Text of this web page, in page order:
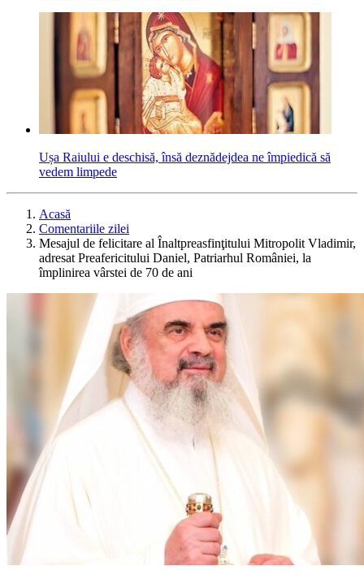
Ușa Raiului e deschisă, însă deznădejdea ne împiedică să
vedem limpede
Acasă
Comentariile zilei
Mesajul de felicitare al Înaltpreasfinţitului Mitropolit Vladimir,
adresat Preafericitului Daniel, Patriarhul României, la
împlinirea vârstei de 70 de ani